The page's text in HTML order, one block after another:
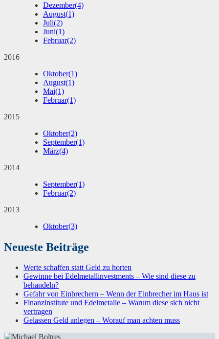
Dezember(4)
August(1)
Juli(2)
Juni(1)
Februar(2)
2016
Oktober(1)
August(1)
Mai(1)
Februar(1)
2015
Oktober(2)
September(1)
März(4)
2014
September(1)
Februar(2)
2013
Oktober(3)
Neueste Beiträge
Werte schaffen statt Geld zu horten
Gewinne bei Edelmetallinvestments – Wie sind diese zu
behandeln?
Gefahr von Einbrechern – Wenn der Einbrecher im Haus ist
Finanzinstitute und Edelmetalle – Warum diese sich nicht
vertragen
Gelassen Geld anlegen – Worauf man achten muss